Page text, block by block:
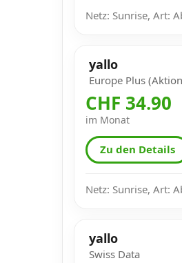
Netz: Sunrise, Art:
yallo
Europe Plus
CHF 34.90
im Monat
Zu den Details
Netz: Sunrise, Art:
yallo
Swiss Data